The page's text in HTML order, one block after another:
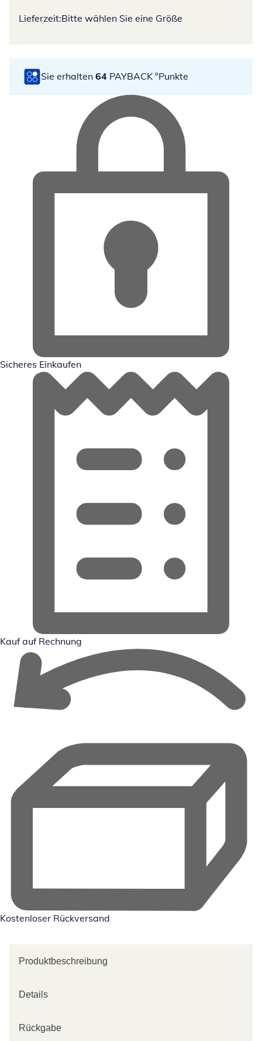
Lieferzeit:Bitte wählen Sie eine Größe
Sie erhalten 64 PAYBACK °Punkte
Sicheres Einkaufen
Kauf auf Rechnung
Kostenloser Rückversand
Produktbeschreibung
Details
Rückgabe